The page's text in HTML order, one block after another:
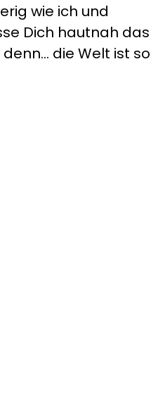
wie ich und
Dich hautnah das
die Welt ist so